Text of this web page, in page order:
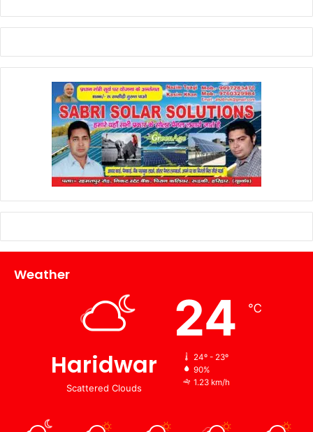
Weather
Haridwar
Scattered Clouds
24 ℃
24º - 23º
90%
1.23 km/h